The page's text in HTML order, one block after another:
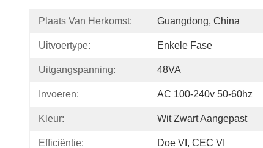
Plaats Van Herkomst: Guangdong, China
Uitvoertype: Enkele Fase
Uitgangspanning: 48VA
Invoeren: AC 100-240v 50-60hz
Kleur: Wit Zwart Aangepast
Efficiëntie: Doe VI, CEC VI